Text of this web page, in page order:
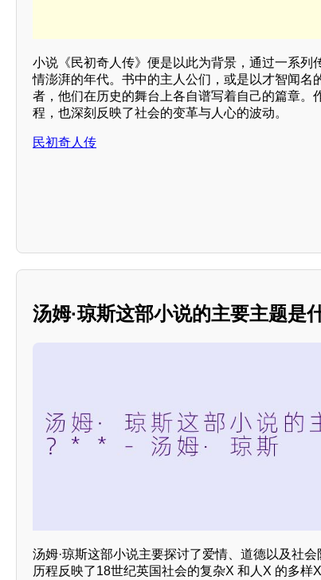
小说《民初奇人传》便是以此为背景，通过一系列
情澎湃的年代。书中的主人公们，或是以才智闻名
者，他们在历史的舞台上各自谱写着自己的篇章。
程，也深刻反映了社会的变革与人心的波动。
民初奇人传
汤姆·琼斯这部小说的主要主题是
汤姆·琼斯这部小说主要探讨了爱情、道德以及社
历程反映了18世纪英国社会的复杂X 和人X 的多样X